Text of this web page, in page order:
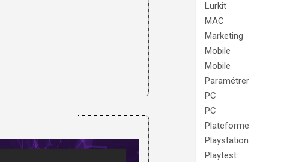
Lurkit
MAC
Marketing
Mobile
Mobile
Paramétrer
PC
PC
Plateforme
Playstation
Playtest